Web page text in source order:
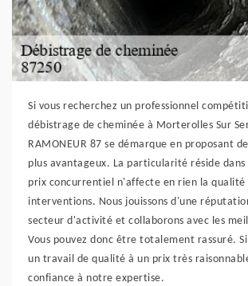
Si vous recherchez un professionnel
débistrage de cheminée à Morterolles Sur
RAMONEUR 87 se démarque en proposant
plus avantageux. La particularité réside
prix concurrentiel n'affecte en rien la qualité
interventions. Nous jouissons d'une
secteur d'activité et collaborons avec les
Vous pouvez donc être totalement rassuré.
un travail de qualité à un prix très
confiance à notre expertise.